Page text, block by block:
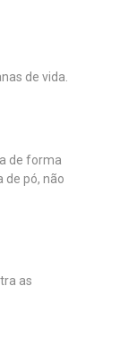
de vida.
de forma
de pó, não
as